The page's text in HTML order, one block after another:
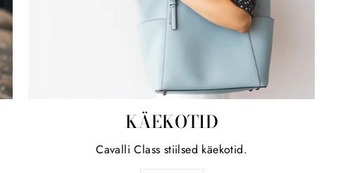
KÄEKOTID
Cavalli Class stiilsed käekotid.